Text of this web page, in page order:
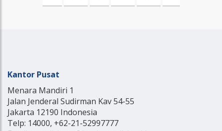
Kantor Pusat
Menara Mandiri 1
Jalan Jenderal Sudirman Kav 54-55
Jakarta 12190 Indonesia
Telp: 14000, +62-21-52997777